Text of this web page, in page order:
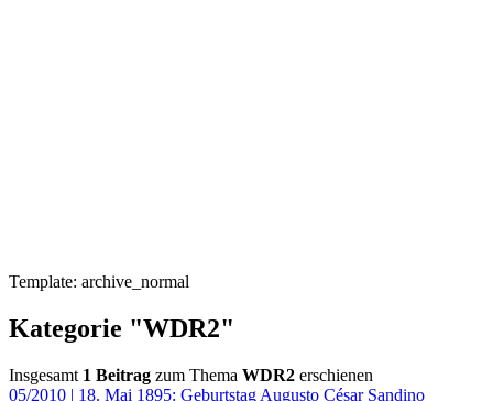
Template: archive_normal
Kategorie "WDR2"
Insgesamt 1 Beitrag zum Thema WDR2 erschienen
05/2010 | 18. Mai 1895: Geburtstag Augusto César Sandino